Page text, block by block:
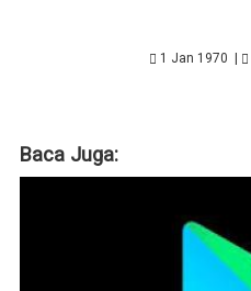
1 Jan 1970
Baca Juga: